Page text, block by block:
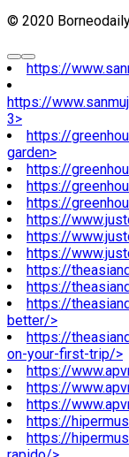
© 2020
https://
https://
3>
https://
garden>
https://
https://
https://
https://
https://
https://
https://
https://
https://
better/>
https://
on-your-first-trip/>
https://
https://
https://
https://
https://